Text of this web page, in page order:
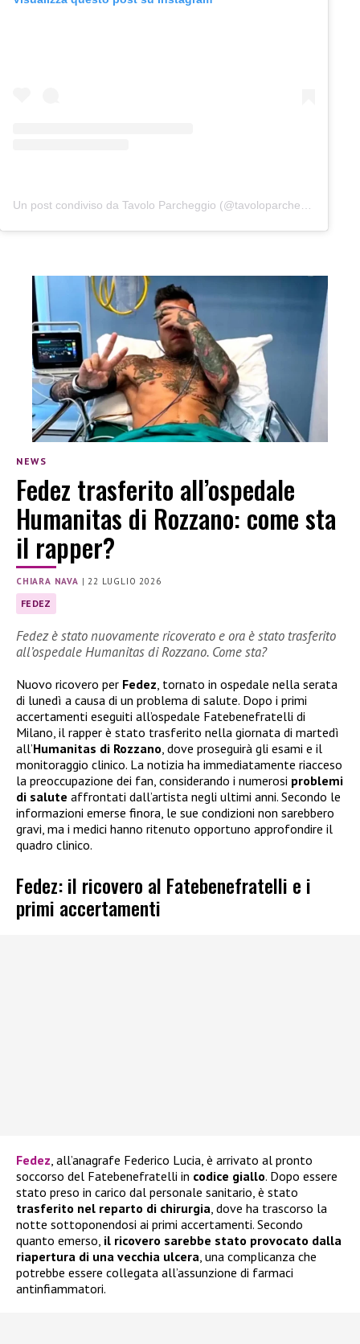
Un post condiviso da Tavolo Parcheggio (@tavoloparcheggio.podcast)
NEWS
Fedez trasferito all’ospedale
Humanitas di Rozzano: come sta
il rapper?
CHIARA NAVA | 22 LUGLIO 2026
FEDEZ
Fedez è stato nuovamente ricoverato e ora è stato trasferito
all’ospedale Humanitas di Rozzano. Come sta?
Nuovo ricovero per Fedez , tornato in ospedale nella serata
di lunedì a causa di un problema di salute. Dopo i primi
accertamenti eseguiti all’ospedale Fatebenefratelli di
Milano, il rapper è stato trasferito nella giornata di martedì
all’Humanitas di Rozzano , dove proseguirà gli esami e il
monitoraggio clinico. La notizia ha immediatamente riacceso
la preoccupazione dei fan, considerando i numerosi problemi
di salute affrontati dall’artista negli ultimi anni. Secondo le
informazioni emerse finora, le sue condizioni non sarebbero
gravi, ma i medici hanno ritenuto opportuno approfondire il
quadro clinico.
Fedez: il ricovero al Fatebenefratelli e i
primi accertamenti
Fedez , all’anagrafe Federico Lucia, è arrivato al pronto
soccorso del Fatebenefratelli in codice giallo. Dopo essere
stato preso in carico dal personale sanitario, è stato
trasferito nel reparto di chirurgia , dove ha trascorso la
notte sottoponendosi ai primi accertamenti. Secondo
quanto emerso, il ricovero sarebbe stato provocato dalla
riapertura di una vecchia ulcera , una complicanza che
potrebbe essere collegata all’assunzione di farmaci
antinfiammatori.